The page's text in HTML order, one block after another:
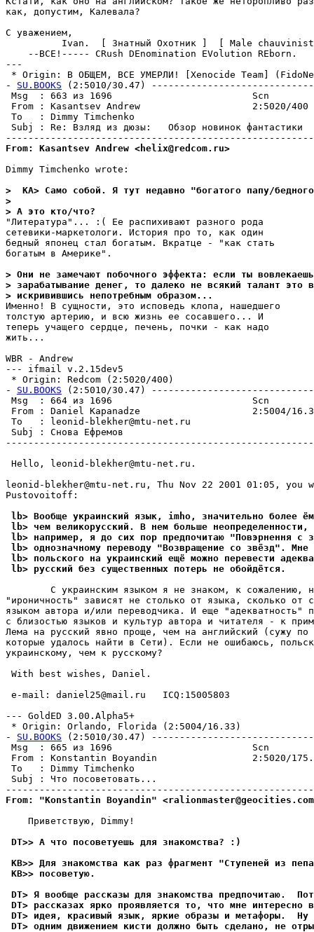
как, допустим, Калевала?
С уважением,
Ivan.  [ Знатный Охотник ]  [ Male
    --ВСЕ!----- CRush DEnomination EVolution REborn.
---
* Origin: В ОБЩЕМ, ВСЕ УМЕРЛИ! [Xenocide Team]
- SU.BOOKS (2:5010/30.47)
Msg  : 663 из 1696
From : Kasantsev Andrew                    2:5020/400
To   : Dimmy Timchenko
Subj : Re: Взляд из дюзы:   Обзор
From: Kasantsev Andrew <helix@redcom.ru>
Dimmy Timchenko wrote:
>  KA> Само собой. Я тут недавно "богатого папу/
>
> А это кто/что?
"Литература"... :( Ее распихивают разного рода
сетевики-маркетологи. История про то, как один
бедный японец стал богатым. Вкратце - "как стать
богатым в Америке".
> Они не замечают побочного эффекта: если ты
> зарабатывание денег, то далеко не всякий талант это
> искривившись непотребным образом...
Именно! В сущности, это исповедь клопа, нашедшего
толстую артерию, и всю жизнь ее сосавшего... И
теперь учащего сердце, печень, почки - как надо
жить...
WBR - Andrew
--- ifmail v.2.15dev5
* Origin: Redcom (2:5020/400)
- SU.BOOKS (2:5010/30.47)
Msg  : 664 из 1696
From : Daniel Kapanadze                    2:5004/
To   : leonid-blekher@mtu-net.ru
Subj : Снова
Hello, leonid-blekher@mtu-net.ru.
leonid-blekher@mtu-net.ru, Thu Nov 22 2001 01:05, you
Pustovoitoff:
lb> Вообще украинский язык, imho, значительно более
lb> чем великорусский. В нем больше
lb> например, я до сих пор предпочитаю "Повэpнення с
lb> однозначному переводу "Возвращение со звёзд".
lb> польского на украинский ещё можно перевести
lb> русский без существенных потерь не обойдётся.
С украинским языком я не знаком, к сожалению,
"ироничность" зависят не столько от языка, сколько от
языком автора и/или пеpеводчика. И еще "адекватность"
с близостью языков и культур автора и читателя - к
Лема на pусский явно проще, чем на английский (сужу
которые удалось найти в Сети). Если не ошибаюсь,
украинскому, чем к pусскому?
With best wishes, Daniel.
e-mail: daniel25@mail.ru   ICQ:15005803
--- GoldED 3.00.Alpha5+
* Origin: Orlando, Florida (2:5004/16.33)
- SU.BOOKS (2:5010/30.47)
Msg  : 665 из 1696
From : Konstantin Boyandin                 2:5020/
To   : Dimmy Timchenko
Subj : Что
From: "Konstantin Boyandin"
    Приветствую, Dimmy!
DT>> А что посоветуешь для знакомства? :)
KB>> Для знакомства как раз фрагмент "Ступеней из
KB>> посоветую.
DT> Я вообще рассказы для знакомства предпочитаю.
DT> рассказах ярко проявляется то, что мне интересно
DT> идея, красивый язык, яркие образы и метафоры.
DT> одним движением кисти должно быть сделано, не